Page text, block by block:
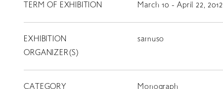
LIBRARY
TERM OF EXHIBITION March 10 - April 22, 2012
EXHIBITION
ORGANIZER(S)
samuso
CATEGORY Monograph